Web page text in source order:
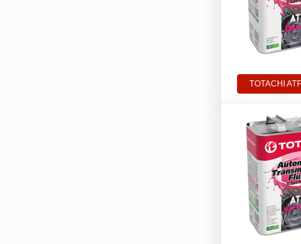
TOTACHI ATF